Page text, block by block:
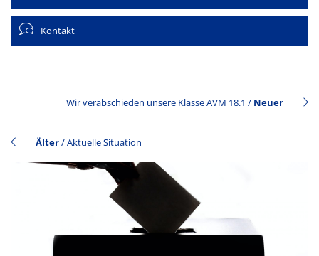
Kontakt
Wir verabschieden unsere Klasse AVM 18.1 / Neuer
Älter/Aktuelle Situation